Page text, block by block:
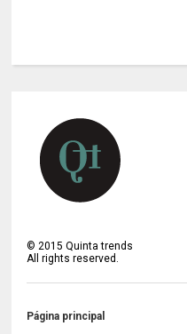
© 2015 Quinta trends
All rights reserved.
Página principal